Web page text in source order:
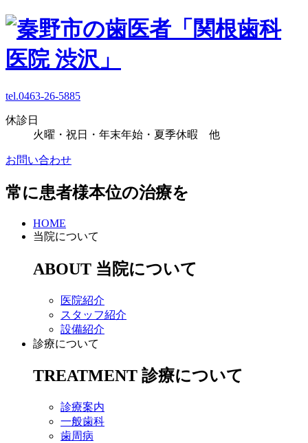
tel.0463-26-5885
休診日
火曜・祝日・年末年始・夏季休暇 他
お問い合わせ
常に患者様本位の治療を
HOME
当院について
ABOUT 当院について
医院紹介
スタッフ紹介
設備紹介
診療について
TREATMENT 診療について
診療案内
一般歯科
歯周病